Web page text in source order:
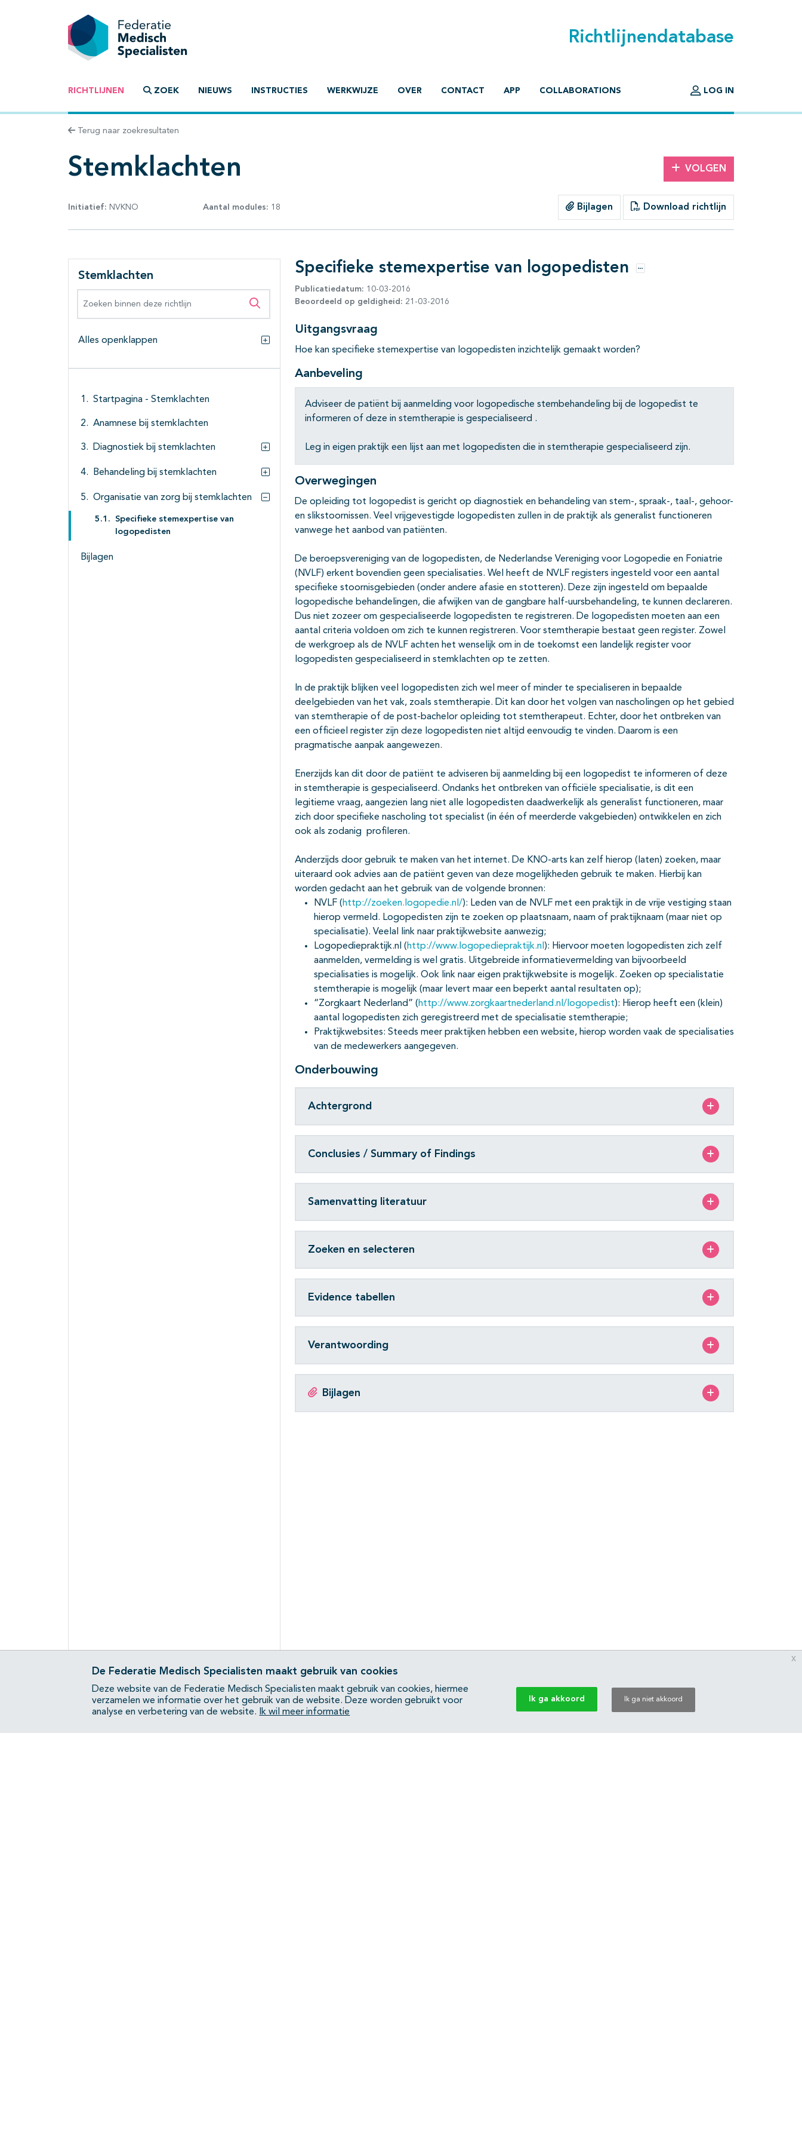
Richtlijnendatabase
RICHTLIJNEN ZOEK NIEUWS INSTRUCTIES WERKWIJZE OVER CONTACT APP COLLABORATIONS LOG IN
Terug naar zoekresultaten
Stemklachten VOLGEN
Initiatief: NVKNO Aantal modules: 18 Bijlagen Download richtlijn
Stemklachten
Zoeken binnen deze richtlijn
Alles openklappen
Alles openklappen
Startpagina - Stemklachten
Anamnese bij stemklachten
Diagnostiek bij stemklachten
Behandeling bij stemklachten
Subpagina's open- en dichtklappen
Organisatie van zorg bij stemklachten
Subpagina's open- en dichtklappen
Specifieke stemexpertise van
logopedisten
Bijlagen
Specifieke stemexpertise van logopedisten Opties
Publicatiedatum: 10-03-2016
Beoordeeld op geldigheid: 21-03-2016
Uitgangsvraag
Hoe kan specifieke stemexpertise van logopedisten inzichtelijk gemaakt worden?
Aanbeveling
Adviseer de patiënt bij aanmelding voor logopedische stembehandeling bij de logopedist te
informeren of deze in stemtherapie is gespecialiseerd .
Leg in eigen praktijk een lijst aan met logopedisten die in stemtherapie gespecialiseerd zijn.
Overwegingen
De opleiding tot logopedist is gericht op diagnostiek en behandeling van stem-, spraak-, taal-, gehoor-
en slikstoornissen. Veel vrijgevestigde logopedisten zullen in de praktijk als generalist functioneren
vanwege het aanbod van patiënten.
De beroepsvereniging van de logopedisten, de Nederlandse Vereniging voor Logopedie en Foniatrie
(NVLF) erkent bovendien geen specialisaties. Wel heeft de NVLF registers ingesteld voor een aantal
specifieke stoornisgebieden (onder andere afasie en stotteren). Deze zijn ingesteld om bepaalde
logopedische behandelingen, die afwijken van de gangbare half-uursbehandeling, te kunnen declareren.
Dus niet zozeer om gespecialiseerde logopedisten te registreren. De logopedisten moeten aan een
aantal criteria voldoen om zich te kunnen registreren. Voor stemtherapie bestaat geen register. Zowel
de werkgroep als de NVLF achten het wenselijk om in de toekomst een landelijk register voor
logopedisten gespecialiseerd in stemklachten op te zetten.
In de praktijk blijken veel logopedisten zich wel meer of minder te specialiseren in bepaalde
deelgebieden van het vak, zoals stemtherapie. Dit kan door het volgen van nascholingen op het gebied
van stemtherapie of de post-bachelor opleiding tot stemtherapeut. Echter, door het ontbreken van
een officieel register zijn deze logopedisten niet altijd eenvoudig te vinden. Daarom is een
pragmatische aanpak aangewezen.
Enerzijds kan dit door de patiënt te adviseren bij aanmelding bij een logopedist te informeren of deze
in stemtherapie is gespecialiseerd. Ondanks het ontbreken van officiële specialisatie, is dit een
legitieme vraag, aangezien lang niet alle logopedisten daadwerkelijk als generalist functioneren, maar
zich door specifieke nascholing tot specialist (in één of meerderde vakgebieden) ontwikkelen en zich
ook als zodanig profileren.
Anderzijds door gebruik te maken van het internet. De KNO-arts kan zelf hierop (laten) zoeken, maar
uiteraard ook advies aan de patiënt geven van deze mogelijkheden gebruik te maken. Hierbij kan
worden gedacht aan het gebruik van de volgende bronnen:
NVLF (http://zoeken.logopedie.nl/): Leden van de NVLF met een praktijk in de vrije vestiging staan
hierop vermeld. Logopedisten zijn te zoeken op plaatsnaam, naam of praktijknaam (maar niet op
specialisatie). Veelal link naar praktijkwebsite aanwezig;
Logopediepraktijk.nl (http://www.logopediepraktijk.nl): Hiervoor moeten logopedisten zich zelf
aanmelden, vermelding is wel gratis. Uitgebreide informatievermelding van bijvoorbeeld
specialisaties is mogelijk. Ook link naar eigen praktijkwebsite is mogelijk. Zoeken op specialistatie
stemtherapie is mogelijk (maar levert maar een beperkt aantal resultaten op);
“Zorgkaart Nederland” (http://www.zorgkaartnederland.nl/logopedist): Hierop heeft een (klein)
aantal logopedisten zich geregistreerd met de specialisatie stemtherapie;
Praktijkwebsites: Steeds meer praktijken hebben een website, hierop worden vaak de specialisaties
van de medewerkers aangegeven.
Onderbouwing
Achtergrond
Conclusies / Summary of Findings
Samenvatting literatuur
Zoeken en selecteren
Evidence tabellen
Verantwoording
Bijlagen
De Federatie Medisch Specialisten maakt gebruik van cookies
Deze website van de Federatie Medisch Specialisten maakt gebruik van cookies, hiermee
verzamelen we informatie over het gebruik van de website. Deze worden gebruikt voor
analyse en verbetering van de website.
Ik wil meer informatie
Ik ga akkoord Ik ga niet akkoord
x